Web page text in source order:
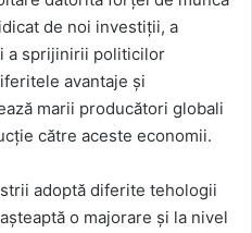
de noi investiții, a
a sprijinirii politicilor
avantaje și
marii producători globali
către aceste economii.
adoptă diferite tehologii
o majorare și la nivel